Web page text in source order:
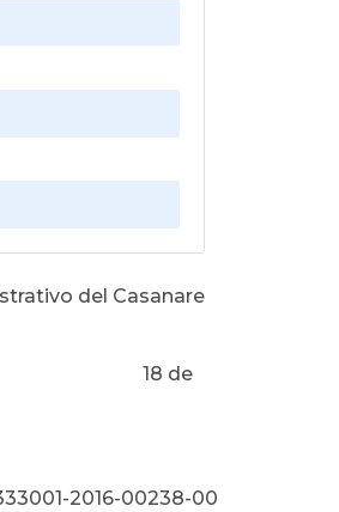
del Casanare
de
2016-00238-00